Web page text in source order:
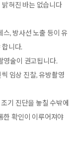
혀진 바는 없습니다
, 방사선 노출 등이 유
합니다.
영술이 권고됩니다.
임상 진찰, 유방촬영
기 진단을 놓칠 수밖에
한 확인이 이루어져야